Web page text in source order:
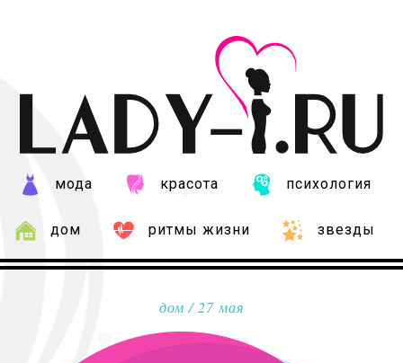
мода красота психология
дом ритмы жизни звезды
дом / 27 мая